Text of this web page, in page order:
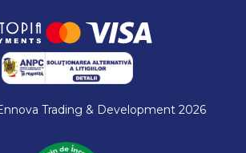
Trading & Development 2026